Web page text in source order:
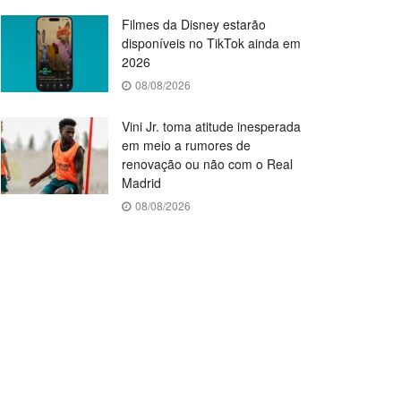
Filmes da Disney estarão
disponíveis no TikTok ainda em
2026
08/08/2026
Vini Jr. toma atitude inesperada
em meio a rumores de
renovação ou não com o Real
Madrid
08/08/2026